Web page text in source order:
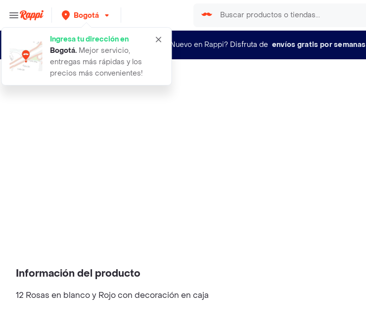
Bogotá
Ingresa tu dirección en
Bogotá. Mejor servicio,
entregas más rápidas y los
precios más convenientes!
¿Nuevo en Rappi? Disfruta de envíos gratis por semanas
12 rosas en blanco y rojo en caja
Información del producto
12 Rosas en blanco y Rojo con decoración en caja